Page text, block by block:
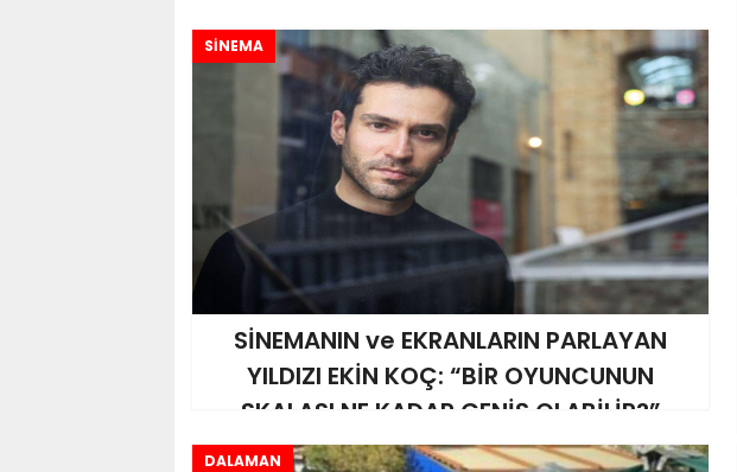
SİNEMA
SİNEMANIN ve EKRANLARIN PARLAYAN
YILDIZI EKİN KOÇ: “BİR OYUNCUNUN
SKALASI NE KADAR GENİŞ OLABİLİR?”
DALAMAN